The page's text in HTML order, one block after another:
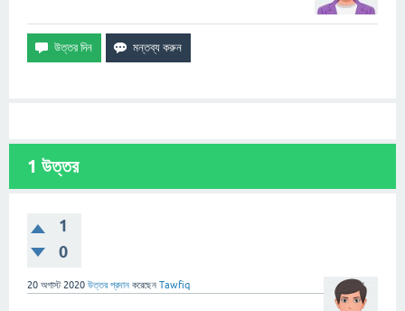
1 উত্তর
1
0
20 অগাস্ট 2020 উত্তর প্রদান করেছেন Tawfiq